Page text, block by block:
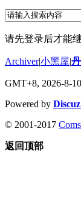
请先登录后才能
Archiver|小黑屋|
GMT+8, 2026-8-
Powered by
© 2001-2017
返回顶部